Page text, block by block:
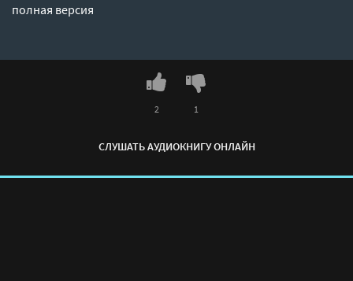
полная версия
СЛУШАТЬ АУДИОКНИГУ ОНЛАЙН
2 1